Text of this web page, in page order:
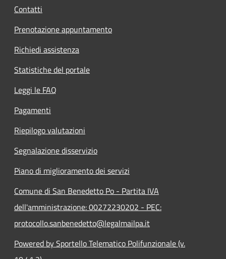
Contatti
Prenotazione appuntamento
Richiedi assistenza
Statistiche del portale
Leggi le FAQ
Pagamenti
Riepilogo valutazioni
Segnalazione disservizio
Piano di miglioramento dei servizi
Comune di San Benedetto Po - Partita IVA
dell'amministrazione: 00272230202 - PEC:
protocollo.sanbenedetto@legalmailpa.it
Powered by Sportello Telematico Polifunzionale (v.